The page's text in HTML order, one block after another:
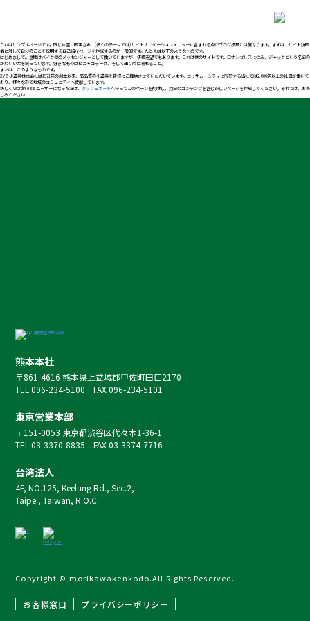
これはサンプルページです。同じ位置に固定され、(多くのテーマでは) サイトナビゲーションメニューに含まれる点がブログ投稿とは異なります。まずは、サイト訪問
者に対して自分のことを説明する自己紹介ページを作成するのが一般的です。たとえば以下のようなものです。
はじめまして。昼間はバイク便のメッセンジャーとして働いていますが、俳優志望でもあります。これは僕のサイトです。ロサンゼルスに住み、ジャックという名前の
かわいい犬を飼っています。好きなものはピニャコラーダ、そして通り雨に濡れること。
または、このようなものです。
XYZ 小道具株式会社は1971年の創立以来、高品質の小道具を皆様にご提供させていただいています。ゴッサム・シティに所在する当社では2,000名以上の社員が働いて
おり、様々な形で地域のコミュニティへ貢献しています。
新しく WordPress ユーザーになった方は、 ダッシュボードへ行ってこのページを削除し、独自のコンテンツを含む新しいページを作成してください。それでは、お楽
しみください !
熊本本社
〒861-4616 熊本県上益城郡甲佐町田口2170
TEL 096-234-5100 FAX 096-234-5101
東京営業本部
〒151-0053 東京都渋谷区代々木1-36-1
TEL 03-3370-8835 FAX 03-3374-7716
台湾法人
4F, NO.125, Keelung Rd., Sec.2,
Taipei, Taiwan, R.O.C.
Copyright © morikawakenkodo.All Rights Reserved.
お客様窓口 プライバシーポリシー